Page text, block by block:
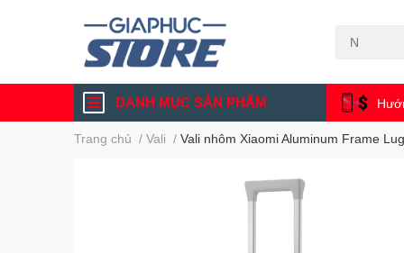
DANH MỤC SẢN PHẨM
Trang chủ / Vali / Vali nhôm Xiaomi Aluminum Frame